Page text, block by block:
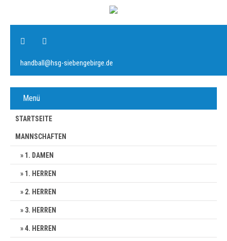
handball@hsg-siebengebirge.de
Menü
STARTSEITE
MANNSCHAFTEN
1. DAMEN
1. HERREN
2. HERREN
3. HERREN
4. HERREN